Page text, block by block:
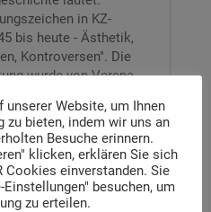
in KZ-
bis heute - Ästhetik,
Kontroversen". Die
wurde von Verena
Website, um Ihnen
zu bieten, indem wir uns an
Besuche erinnern.
klicken, erklären Sie sich
Cookies einverstanden. Sie
besuchen, um
zu erteilen.